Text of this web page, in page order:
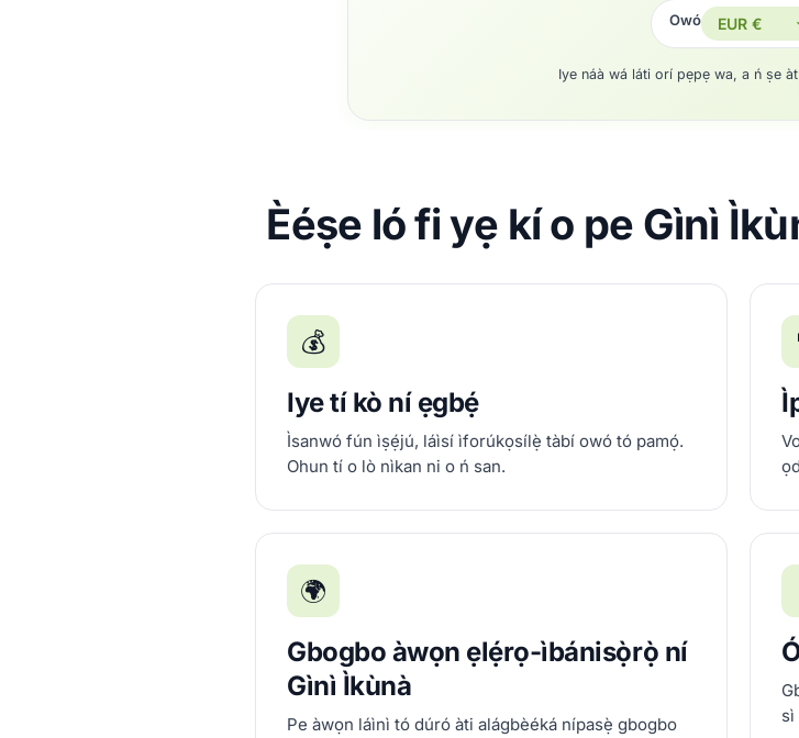
Owó
Iye náà wá láti orí pẹpẹ wa, a ń ṣe
Èéṣe ló fi yẹ kí o pe Gìnì
💰
Iye tí kò ní ẹgbẹ́
Ìsanwó fún ìṣẹ́jú, láìsí ìforúkọsílẹ̀ tàbí owó tó pamọ́.
Ohun tí o lò nìkan ni o ń san.
🌍
Gbogbo àwọn ẹlẹ́rọ-ìbánisọ̀rọ̀ ní
Gìnì Ìkùnà
Pe àwọn láìnì tó dúró àti alágbèéká nípasẹ̀ gbogbo
sì